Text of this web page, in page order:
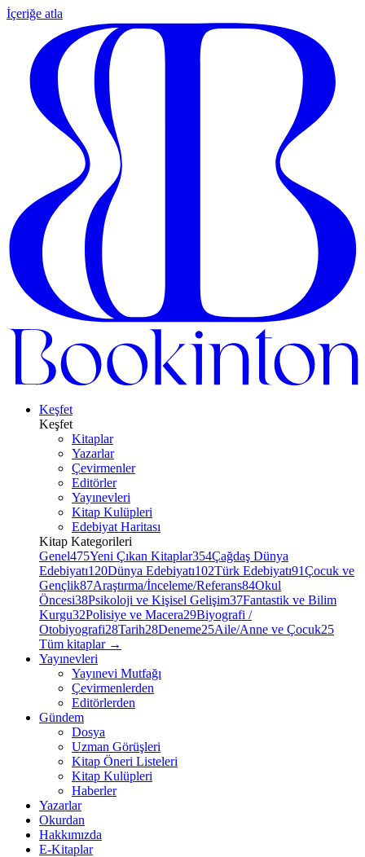
İçeriğe atla
Keşfet
Keşfet
Kitaplar
Yazarlar
Çevirmenler
Editörler
Yayınevleri
Kitap Kulüpleri
Edebiyat Haritası
Kitap Kategorileri
Genel475Yeni Çıkan Kitaplar354Çağdaş Dünya
Edebiyatı120Dünya Edebiyatı102Türk Edebiyatı91Çocuk ve
Gençlik87Araştırma/İnceleme/Referans84Okul
Öncesi38Psikoloji ve Kişisel Gelişim37Fantastik ve Bilim
Kurgu32Polisiye ve Macera29Biyografi /
Otobiyografi28Tarih28Deneme25Aile/Anne ve Çocuk25
Tüm kitaplar →
Yayınevleri
Yayınevi Mutfağı
Çevirmenlerden
Editörlerden
Gündem
Dosya
Uzman Görüşleri
Kitap Öneri Listeleri
Kitap Kulüpleri
Haberler
Yazarlar
Okurdan
Hakkımızda
E-Kitaplar